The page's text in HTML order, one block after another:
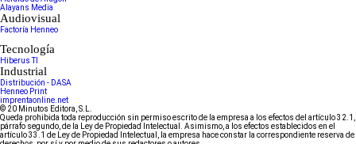
Alayans Media
Audiovisual
Factoría Henneo
Tecnología
Hiberus TI
Industrial
Distribución - DASA
Henneo Print
imprentaonline.net
© 20 Minutos Editora, S.L.
Queda prohibida toda reproducción sin permiso escrito de la empresa a los efectos del artículo 32.1,
párrafo segundo, de la Ley de Propiedad Intelectual. Asimismo, a los efectos establecidos en el
artículo 33.1 de Ley de Propiedad Intelectual, la empresa hace constar la correspondiente reserva de